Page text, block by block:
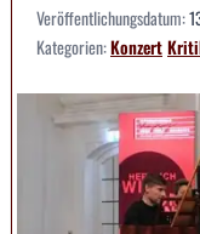
Veröffentlichungsdatum:
Kategorien:Konzert